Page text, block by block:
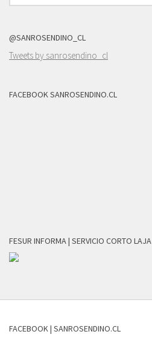
@SANROSENDINO_CL
Tweets by sanrosendino_cl
FACEBOOK SANROSENDINO.CL
FESUR INFORMA | SERVICIO CORTO LAJA
FACEBOOK | SANROSENDINO.CL